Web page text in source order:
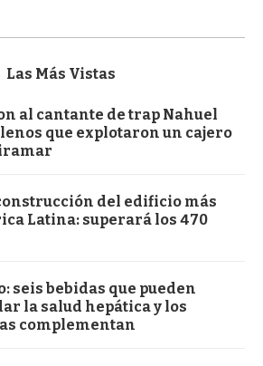
Las Más Vistas
al cantante de trap Nahuel
que explotaron un cajero
del edificio más
Latina: superará los 470
seis bebidas que pueden
la salud hepática y los
complementan